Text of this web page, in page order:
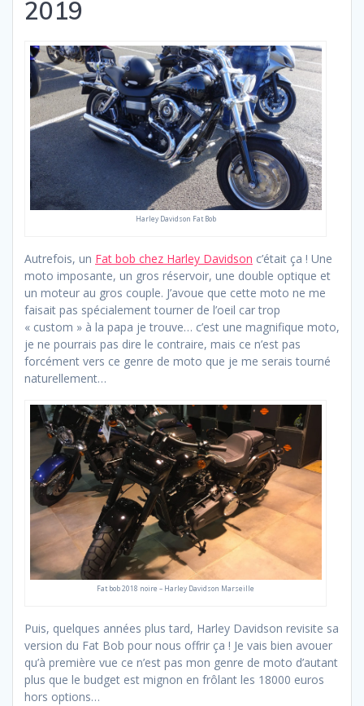
2019
Harley Davidson Fat Bob
Autrefois, un Fat bob chez Harley Davidson c’était ça ! Une
moto imposante, un gros réservoir, une double optique et
un moteur au gros couple. J’avoue que cette moto ne me
faisait pas spécialement tourner de l’oeil car trop
« custom » à la papa je trouve… c’est une magnifique moto,
je ne pourrais pas dire le contraire, mais ce n’est pas
forcément vers ce genre de moto que je me serais tourné
naturellement…
Fat bob 2018 noire – Harley Davidson Marseille
Puis, quelques années plus tard, Harley Davidson revisite sa
version du Fat Bob pour nous offrir ça ! Je vais bien avouer
qu’à première vue ce n’est pas mon genre de moto d’autant
plus que le budget est mignon en frôlant les 18000 euros
hors options…